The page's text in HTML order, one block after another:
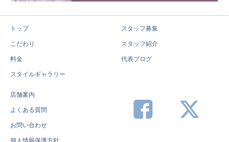
トップ
こだわり
料金
スタイルギャラリー
スタッフ募集
スタッフ紹介
代表ブログ
店舗案内
よくある質問
お問い合わせ